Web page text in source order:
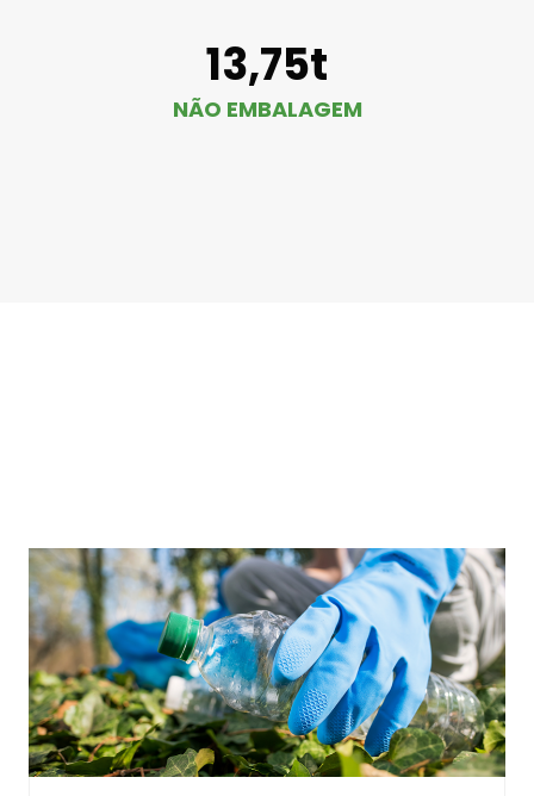
13,75t
NÃO EMBALAGEM